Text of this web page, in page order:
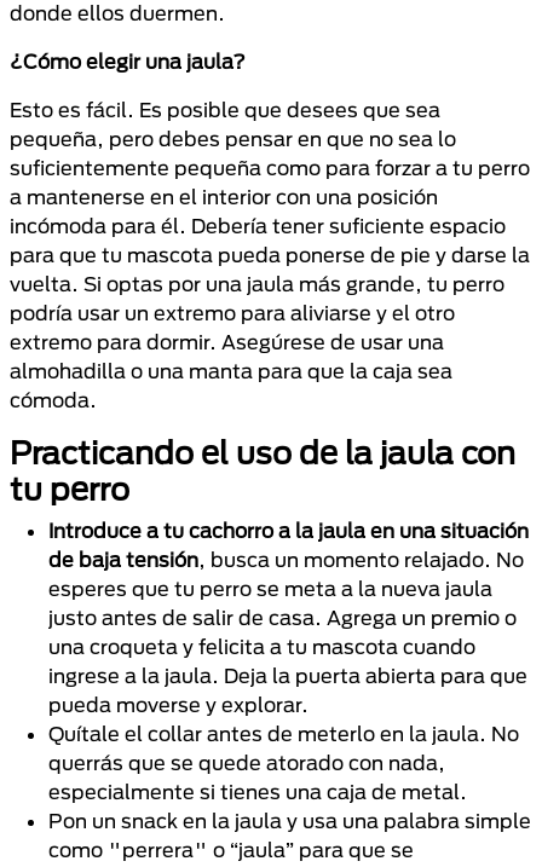
donde ellos duermen.
¿Cómo elegir una jaula?
Esto es fácil. Es posible que desees que sea
pequeña, pero debes pensar en que no sea lo
suficientemente pequeña como para forzar a tu perro
a mantenerse en el interior con una posición
incómoda para él. Debería tener suficiente espacio
para que tu mascota pueda ponerse de pie y darse la
vuelta. Si optas por una jaula más grande, tu perro
podría usar un extremo para aliviarse y el otro
extremo para dormir. Asegúrese de usar una
almohadilla o una manta para que la caja sea
cómoda.
Practicando el uso de la jaula con
tu perro
Introduce a tu cachorro a la jaula en una situación
de baja tensión, busca un momento relajado. No
esperes que tu perro se meta a la nueva jaula
justo antes de salir de casa. Agrega un premio o
una croqueta y felicita a tu mascota cuando
ingrese a la jaula. Deja la puerta abierta para que
pueda moverse y explorar.
Quítale el collar antes de meterlo en la jaula. No
querrás que se quede atorado con nada,
especialmente si tienes una caja de metal.
Pon un snack en la jaula y usa una palabra simple
como "perrera" o “jaula” para que se